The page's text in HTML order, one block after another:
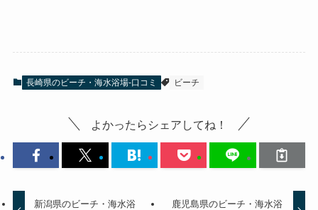
長崎県のビーチ・海水浴場-口コミ ビーチ
よかったらシェアしてね！
新潟県のビーチ・海水浴
鹿児島県のビーチ・海水浴